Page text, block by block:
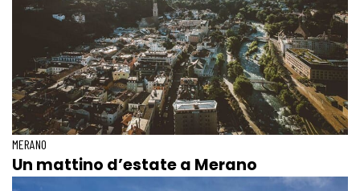
MERANO
Un mattino d’estate a Merano